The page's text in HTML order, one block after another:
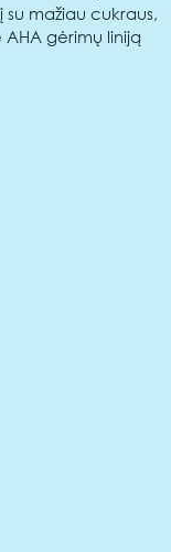
mažiau cukraus,
gėrimų liniją